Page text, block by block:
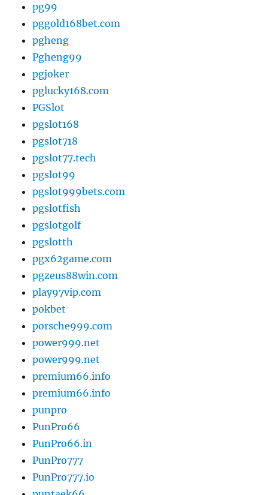
pg99
pggold168bet.com
pgheng
Pgheng99
pgjoker
pglucky168.com
PGSlot
pgslot168
pgslot718
pgslot77.tech
pgslot99
pgslot999bets.com
pgslotfish
pgslotgolf
pgslotth
pgx62game.com
pgzeus88win.com
play97vip.com
pokbet
porsche999.com
power999.net
power999.net
premium66.info
premium66.info
punpro
PunPro66
PunPro66.in
PunPro777
PunPro777.io